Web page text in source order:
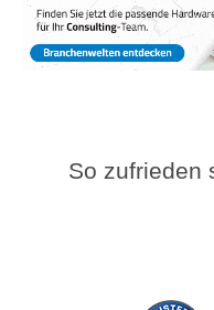
So zufrieden